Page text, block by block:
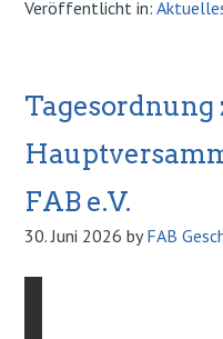
Veröffentlicht in:
Tagesordnung
FAB e.V.
30. Juni 2026 byFAB